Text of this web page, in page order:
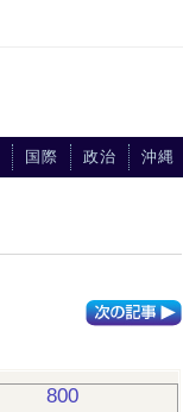
国際 政治 沖縄